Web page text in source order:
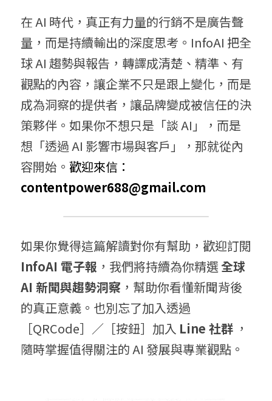
在 AI 時代，真正有力量的行銷不是廣告聲
量，而是持續輸出的深度思考。InfoAI 把全
球 AI 趨勢與報告，轉譯成清楚、精準、有
觀點的內容，讓企業不只是跟上變化，而是
成為洞察的提供者，讓品牌變成被信任的決
策夥伴。如果你不想只是「談 AI」，而是
想「透過 AI 影響市場與客戶」，那就從內
容開始。
contentpower688@gmail.com
InfoAI 電子報 ，我們將持續為你精選 全球
AI 新聞與趨勢洞察 ，幫助你看懂新聞背後
的真正意義。也別忘了加入透過
［QRCode］／［按鈕］加入 Line 社群 ，
隨時掌握值得關注的 AI 發展與專業觀點。